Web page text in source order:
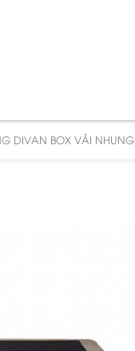
DIVAN BOX VẢI NHUNG